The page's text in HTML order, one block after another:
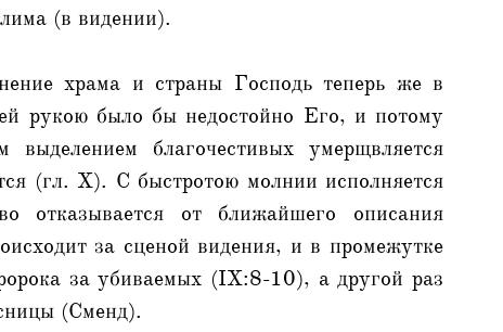
(в видении).
храма и страны Господь теперь же в
рукою было бы недостойно Его, и потому
благочестивых умерщвляется
(гл. X). С быстротою молнии исполняется
отказывается от ближайшего описания
за сценой видения, и в промежутке
за убиваемых (IX:8-10), а другой раз
(Сменд).